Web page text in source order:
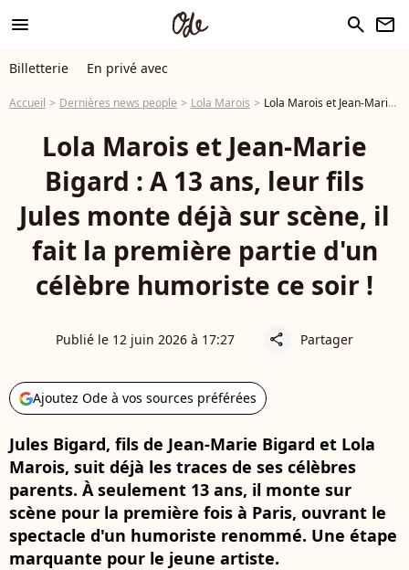
menu search newsletter
Billetterie En privé avec
Accueil Dernières news people Lola Marois Lola Marois et Jean-Marie Bigard : A 13 ans, leur fils Jules monte déjà sur scène, il fait la première partie d'un célèbre humoriste ce soir !
Lola Marois et Jean-Marie
Bigard : A 13 ans, leur fils
Jules monte déjà sur scène, il
fait la première partie d'un
célèbre humoriste ce soir !
Publié le 12 juin 2026 à 17:27 share Partager
Ajoutez Ode à vos sources préférées
Jules Bigard, fils de Jean-Marie Bigard et Lola
Marois, suit déjà les traces de ses célèbres
parents. À seulement 13 ans, il monte sur
scène pour la première fois à Paris, ouvrant le
spectacle d'un humoriste renommé. Une étape
marquante pour le jeune artiste.